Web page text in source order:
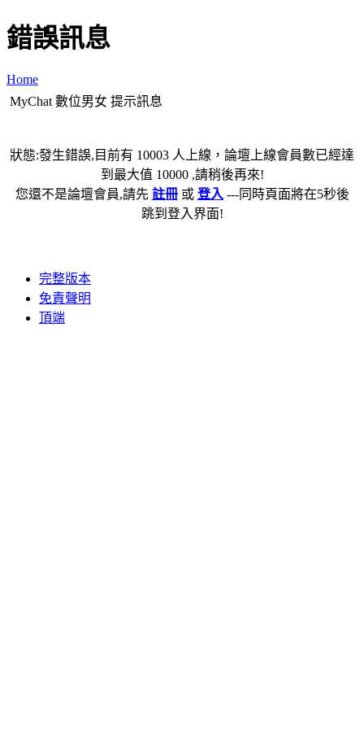
錯誤訊息
Home
MyChat 數位男女 提示訊息
狀態:發生錯誤,目前有 10003 人上線，論壇上線會員數已經達
到最大值 10000 ,請稍後再來!
您還不是論壇會員,請先 註冊或 登入 ---同時頁面將在5秒後
跳到登入界面!
完整版本
免責聲明
頂端